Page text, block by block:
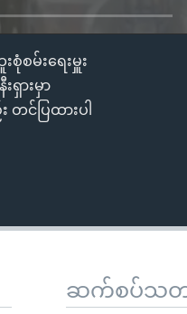
မ်းရေးမှူး
ားမှာ
င်ပြထားပါ
ဆက်စပ်သတင်